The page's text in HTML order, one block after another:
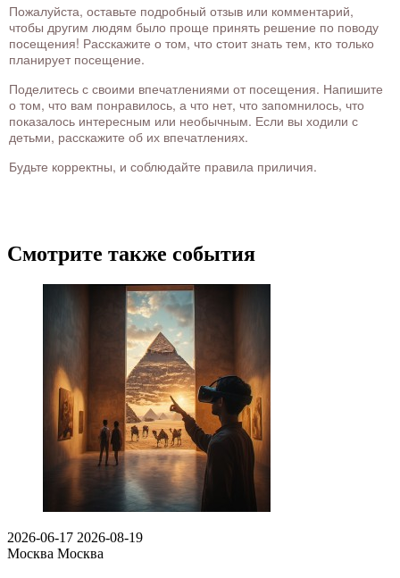
Пожалуйста, оставьте подробный отзыв или комментарий,
чтобы другим людям было проще принять решение по поводу
посещения! Расскажите о том, что стоит знать тем, кто только
планирует посещение.
Поделитесь с своими впечатлениями от посещения. Напишите
о том, что вам понравилось, а что нет, что запомнилось, что
показалось интересным или необычным. Если вы ходили с
детьми, расскажите об их впечатлениях.
Будьте корректны, и соблюдайте правила приличия.
Смотрите также события
2026-06-17 2026-08-19
Москва Москва